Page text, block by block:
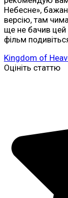
Небесне»,
версію, там
ще не бачив цей
фільм
Kingdom of
Оцініть статтю